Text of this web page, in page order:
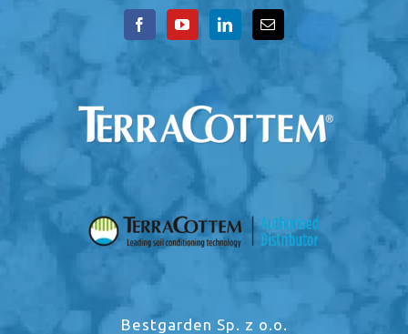
Bestgarden Sp. z o.o.